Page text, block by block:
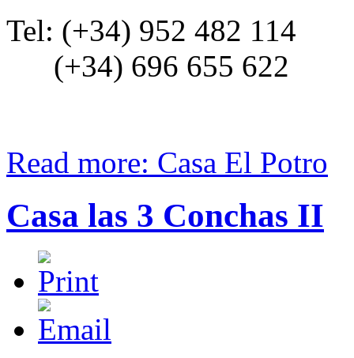
Tel: (+34) 952 482 114
(+34) 696 655 622
Read more: Casa El Potro
Casa las 3 Conchas II